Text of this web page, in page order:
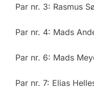
Par nr. 3: Rasmus
Par nr. 4: Mads
Par nr. 6: Mads
Par nr. 7: Elias